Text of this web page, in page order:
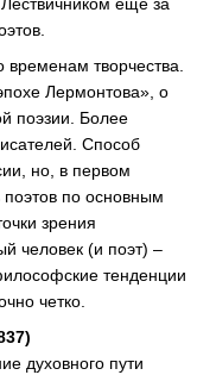
еще за
временам творчества.
Лермонтова», о
поэзии. Более
Способ
но, в первом
по основным
зрения
человек (и поэт) –
тенденции
четко.
духовного пути